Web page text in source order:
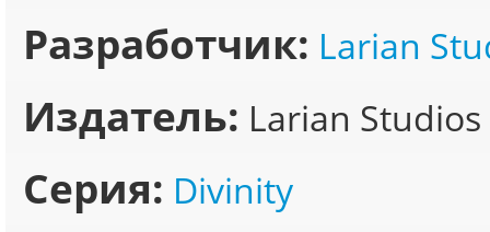
Разработчик: Larian
Издатель: Larian Studios
Серия: Divinity